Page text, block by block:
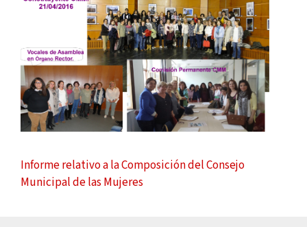
Informe relativo a la Composición del Consejo
Municipal de las Mujeres